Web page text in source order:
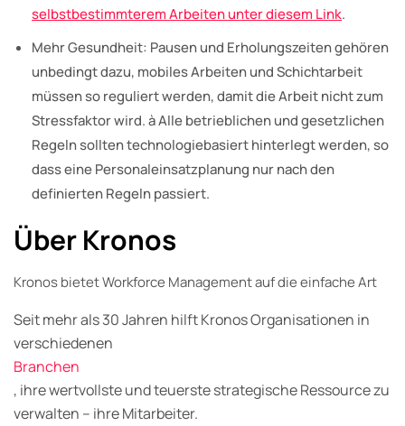
selbstbestimmterem Arbeiten unter diesem Link.
Mehr Gesundheit: Pausen und Erholungszeiten gehören
unbedingt dazu, mobiles Arbeiten und Schichtarbeit
müssen so reguliert werden, damit die Arbeit nicht zum
Stressfaktor wird. à Alle betrieblichen und gesetzlichen
Regeln sollten technologiebasiert hinterlegt werden, so
dass eine Personaleinsatzplanung nur nach den
definierten Regeln passiert.
Über Kronos
Kronos bietet Workforce Management auf die einfache Art
Seit mehr als 30 Jahren hilft Kronos Organisationen in
verschiedenen
Branchen
, ihre wertvollste und teuerste strategische Ressource zu
verwalten – ihre Mitarbeiter.